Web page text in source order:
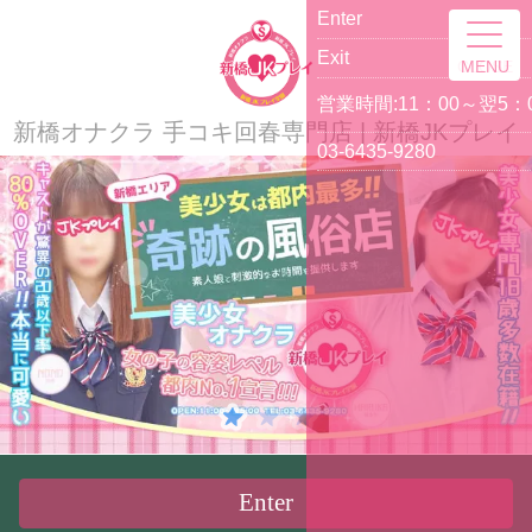
新橋オナクラ 手コキ回春専門店 | 新橋JKプレイ
MENU
Enter